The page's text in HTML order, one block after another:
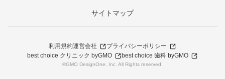
サイトマップ
利用規約運営会社
プライバシーポリシー
best choice クリニック byGMO
best choice 歯科 byGMO
©GMO DesignOne, Inc. All Rights reserved.